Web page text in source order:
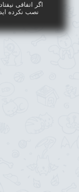
اگر اتفاقی
نصب نکرده